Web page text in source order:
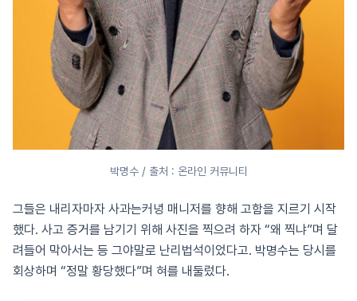
박명수 / 출처 : 온라인 커뮤니티
그들은 내리자마자 사과는커녕 매니저를 향해 고함을 지르기 시작
했다. 사고 증거를 남기기 위해 사진을 찍으려 하자 “왜 찍냐”며 달
려들어 막아서는 등 그야말로 난리법석이었다고. 박명수는 당시를
회상하며 “정말 황당했다”며 혀를 내둘렀다.